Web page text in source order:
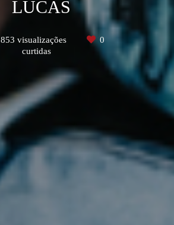
LUCAS
853 visualizações
0
curtidas